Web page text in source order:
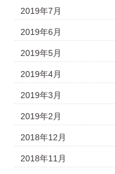
2019年7月
2019年6月
2019年5月
2019年4月
2019年3月
2019年2月
2018年12月
2018年11月